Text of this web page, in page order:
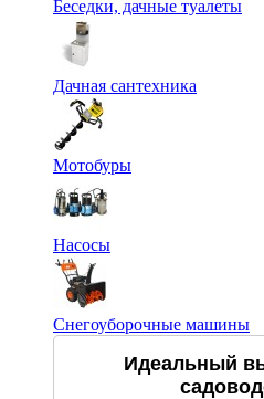
Беседки, дачные туалеты
Дачная сантехника
Мотобуры
Насосы
Снегоуборочные машины
Идеальный